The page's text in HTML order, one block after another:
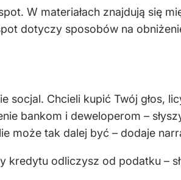
W materiałach znajdują się
dotyczy sposobów na
Chcieli kupić Twój głos,
bankom i deweloperom –
może tak dalej być – dodaje
kredytu odliczysz od podatku –